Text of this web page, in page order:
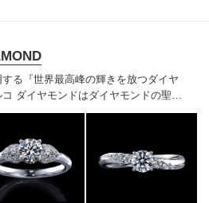
る『世界最高峰の輝きを放つダイヤ
コ ダイヤモンドはダイヤモンドの聖地
年以上の歴史がある真のカッターズ
デザインや品質にもこだわっていま
の輝きを一生身に着けていただきた
ン・ダイヤモンド」「ハードプラチ
こだわっています。